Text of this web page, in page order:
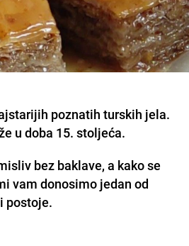
poznatih turskih jela.
u doba 15. stoljeća.
bez baklave, a kako se
vam donosimo jedan od
postoje.